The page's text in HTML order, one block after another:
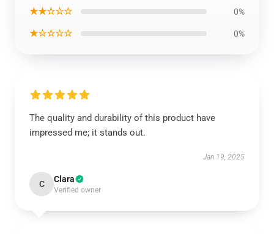
★★☆☆☆ 0%
★☆☆☆☆ 0%
The quality and durability of this product have
impressed me; it stands out.
Jan 19, 2025
C Clara
Verified owner